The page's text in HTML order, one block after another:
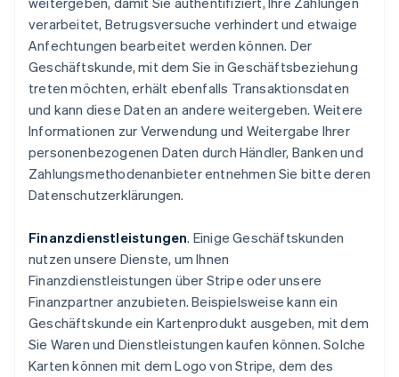
verarbeitet, Betrugsversuche verhindert und etwaige
Anfechtungen bearbeitet werden können. Der
Geschäftskunde, mit dem Sie in Geschäftsbeziehung
treten möchten, erhält ebenfalls Transaktionsdaten
und kann diese Daten an andere weitergeben. Weitere
Informationen zur Verwendung und Weitergabe Ihrer
personenbezogenen Daten durch Händler, Banken und
Zahlungsmethodenanbieter entnehmen Sie bitte deren
Datenschutzerklärungen.
Finanzdienstleistungen. Einige Geschäftskunden
nutzen unsere Dienste, um Ihnen
Finanzdienstleistungen über Stripe oder unsere
Finanzpartner anzubieten. Beispielsweise kann ein
Geschäftskunde ein Kartenprodukt ausgeben, mit dem
Sie Waren und Dienstleistungen kaufen können. Solche
Karten können mit dem Logo von Stripe, dem des